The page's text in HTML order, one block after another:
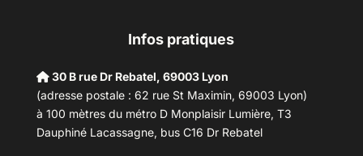
Infos pratiques
30 B rue Dr Rebatel, 69003 Lyon
(adresse postale : 62 rue St Maximin, 69003 Lyon)
à 100 mètres du métro D Monplaisir Lumière, T3
Dauphiné Lacassagne, bus C16 Dr Rebatel